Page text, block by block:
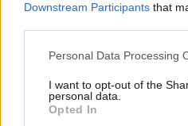
Downstream Participants that
Personal Data Processing
I want to opt-out of the
personal data.
Opted In
32 laipsnių šilumos
Žinios | Orai